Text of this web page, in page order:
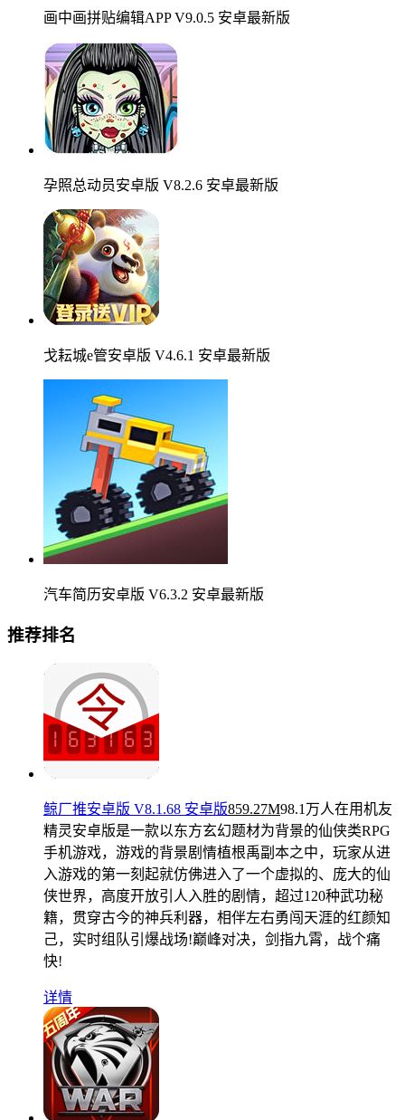
画中画拼贴编辑APP V9.0.5 安卓最新版
孕照总动员安卓版 V8.2.6 安卓最新版
戈耘城e管安卓版 V4.6.1 安卓最新版
汽车简历安卓版 V6.3.2 安卓最新版
推荐排名
鲸厂推安卓版 V8.1.68 安卓版859.27M98.1万人在用机友
精灵安卓版是一款以东方玄幻题材为背景的仙侠类RPG
手机游戏，游戏的背景剧情植根禹副本之中，玩家从进
入游戏的第一刻起就仿佛进入了一个虚拟的、庞大的仙
侠世界，高度开放引人入胜的剧情，超过120种武功秘
籍，贯穿古今的神兵利器，相伴左右勇闯天涯的红颜知
己，实时组队引爆战场!巅峰对决，剑指九霄，战个痛
快!
详情